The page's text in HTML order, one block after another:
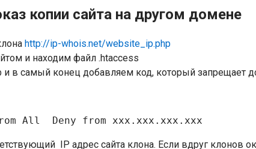
копии сайта на другом домене
http://ip-whois.net/website_ip.php
и находим файл .htaccess
в самый конец добавляем код, который запрещает
All  Deny from xxx.xxx.xxx.xxx
IP адрес сайта клона. Если вдруг клонов